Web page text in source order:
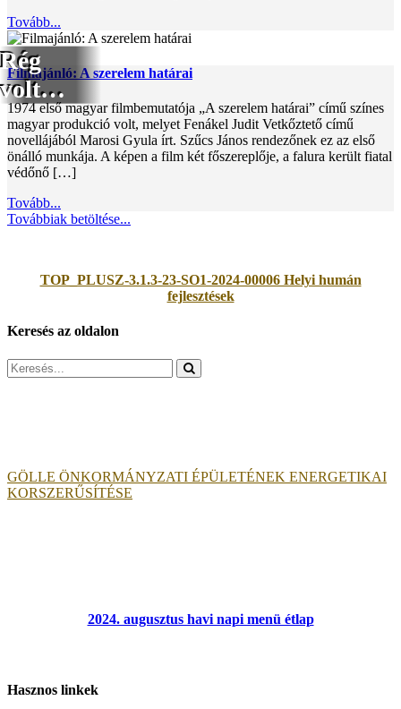
Rég
volt…
Tovább...
Filmajánló: A szerelem határai
1974 első magyar filmbemutatója „A szerelem határai” című színes
magyar produkció volt, melyet Fenákel Judit Vetkőztető című
novellájából Marosi Gyula írt. Szűcs János rendezőnek ez az első
önálló munkája. A képen a film két főszereplője, a falura került fiatal
védőnő […]
Tovább...
Továbbiak betöltése...
TOP_PLUSZ-3.1.3-23-SO1-2024-00006 Helyi humán
fejlesztések
Keresés az oldalon
Search
for:
GÖLLE ÖNKORMÁNYZATI ÉPÜLETÉNEK ENERGETIKAI
KORSZERŰSÍTÉSE
2024. augusztus havi napi menü étlap
Hasznos linkek